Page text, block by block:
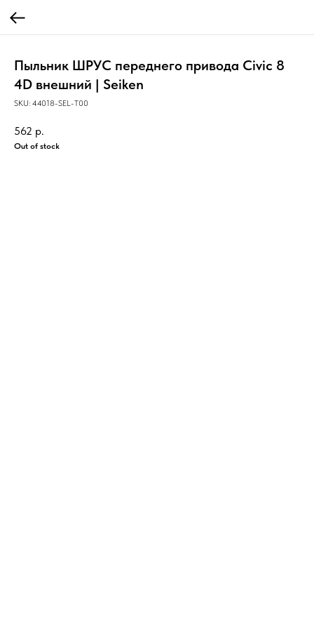
Пыльник ШРУС переднего привода Civic 8
4D внешний | Seiken
SKU: 44018-SEL-T00
562 р.
Out of stock